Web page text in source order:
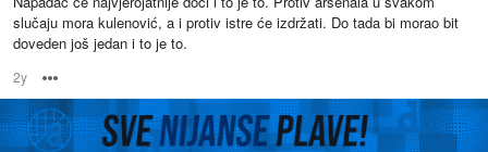
slučaju mora kulenović, a i protiv istre će izdržati. Do tada bi morao bit
doveden još jedan i to je to.
2y